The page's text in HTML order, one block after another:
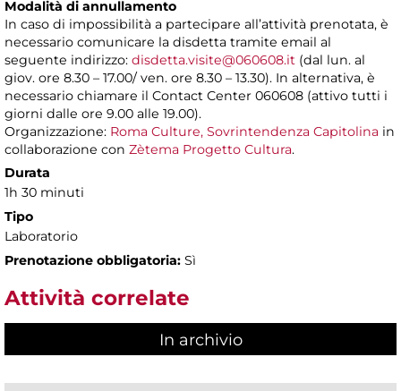
Modalità di annullamento
In caso di impossibilità a partecipare all’attività prenotata, è
necessario comunicare la disdetta tramite email al
seguente indirizzo: disdetta.visite@060608.it (dal lun. al
giov. ore 8.30 – 17.00/ ven. ore 8.30 – 13.30). In alternativa, è
necessario chiamare il Contact Center 060608 (attivo tutti i
giorni dalle ore 9.00 alle 19.00).
Organizzazione: Roma Culture, Sovrintendenza Capitolina in
collaborazione con Zètema Progetto Cultura.
Durata
1h 30 minuti
Tipo
Laboratorio
Prenotazione obbligatoria: Sì
Attività correlate
In archivio